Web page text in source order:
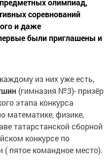
олимпиад,
соревнований
и даже
были приглашены и
из них уже есть,
(гимназия №3)- призёр
этапа конкурса
математике, физике,
татарстанской сборной
конкурсе по
( пятое командное место).